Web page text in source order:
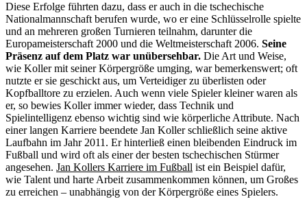
Diese Erfolge führten dazu, dass er auch in die tschechische
Nationalmannschaft berufen wurde, wo er eine Schlüsselrolle spielte
und an mehreren großen Turnieren teilnahm, darunter die
Europameisterschaft 2000 und die Weltmeisterschaft 2006. Seine
Präsenz auf dem Platz war unübersehbar. Die Art und Weise,
wie Koller mit seiner Körpergröße umging, war bemerkenswert; oft
nutzte er sie geschickt aus, um Verteidiger zu überlisten oder
Kopfballtore zu erzielen. Auch wenn viele Spieler kleiner waren als
er, so bewies Koller immer wieder, dass Technik und
Spielintelligenz ebenso wichtig sind wie körperliche Attribute. Nach
einer langen Karriere beendete Jan Koller schließlich seine aktive
Laufbahn im Jahr 2011. Er hinterließ einen bleibenden Eindruck im
Fußball und wird oft als einer der besten tschechischen Stürmer
angesehen. Jan Kollers Karriere im Fußball ist ein Beispiel dafür,
wie Talent und harte Arbeit zusammenkommen können, um Großes
zu erreichen – unabhängig von der Körpergröße eines Spielers.